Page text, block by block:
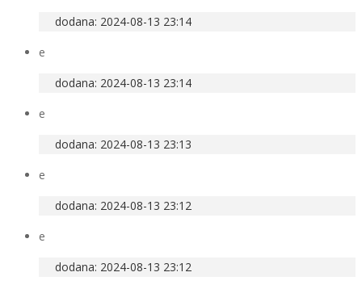
dodana: 2024-08-13 23:14
e
dodana: 2024-08-13 23:14
e
dodana: 2024-08-13 23:13
e
dodana: 2024-08-13 23:12
e
dodana: 2024-08-13 23:12